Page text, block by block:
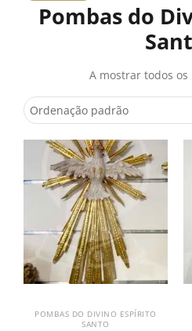
Pombas do
A mostrar todos os
POMBAS DO DIVINO ESPÍRITO
SANTO